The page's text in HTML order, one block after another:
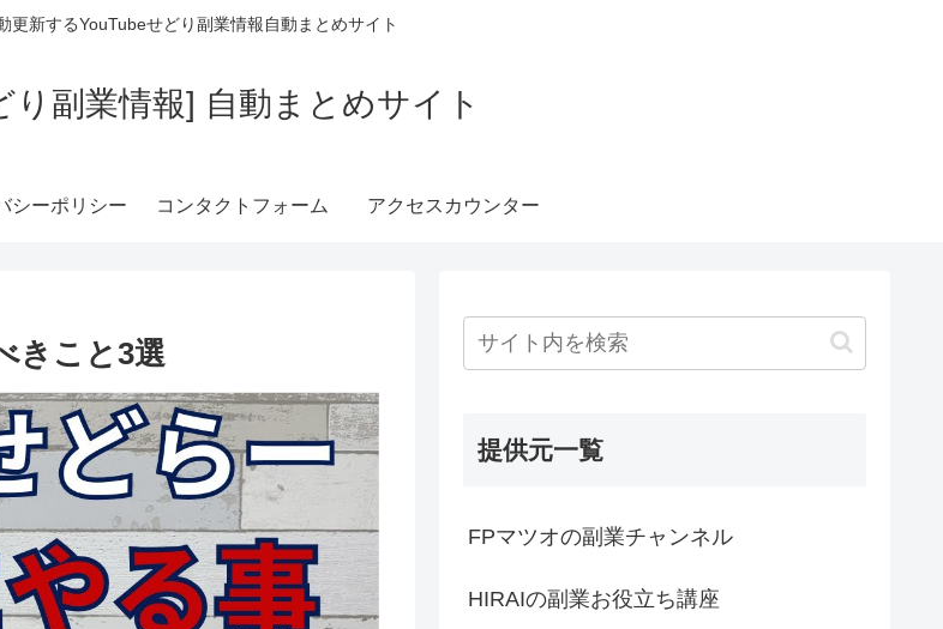
更新するYouTubeせどり副業情報自動まとめサイト
り副業情報] 自動まとめサイト
シーポリシー コンタクトフォーム アクセスカウンター
きこと3選
提供元一覧
FPマツオの副業チャンネル
HIRAIの副業お役立ち講座